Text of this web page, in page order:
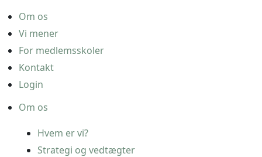
Om os
Vi mener
For medlemsskoler
Kontakt
Login
Om os
Hvem er vi?
Strategi og vedtægter